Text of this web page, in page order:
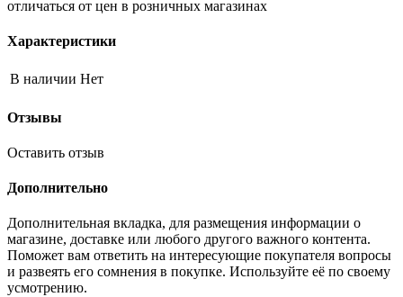
отличаться от цен в розничных магазинах
Характеристики
В наличии Нет
Отзывы
Оставить отзыв
Дополнительно
Дополнительная вкладка, для размещения информации о
магазине, доставке или любого другого важного контента.
Поможет вам ответить на интересующие покупателя вопросы
и развеять его сомнения в покупке. Используйте её по своему
усмотрению.